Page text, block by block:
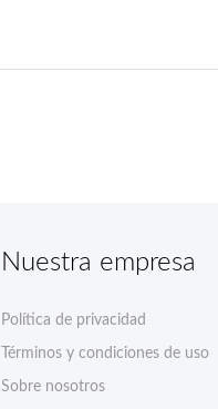
Nuestra empresa
Política de privacidad
Términos y condiciones de uso
Sobre nosotros